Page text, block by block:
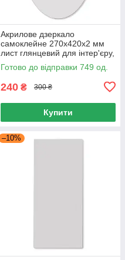
Акрилове дзеркало
самоклейне 270х420х2 мм
лист глянцевий для інтер'єру,
Декоративне дзеркало
ударостійке
Готово до відправки 749 од.
240 ₴ 300 ₴
Купити
–10%